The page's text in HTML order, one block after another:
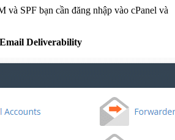
SPF bạn cần đăng nhập vào cPanel và
Email Deliverability